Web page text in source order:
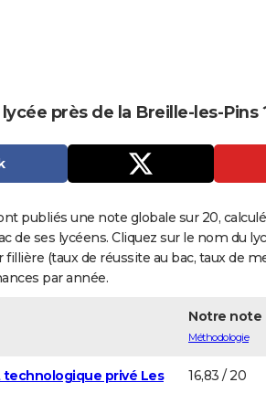
près de la Breille-les-Pins
publiés une note globale sur 20,
de ses lycéens. Cliquez sur le nom du
(taux de réussite au bac, taux de
par année.
Notre note
Méthodologie
privé Les
16,83 / 20